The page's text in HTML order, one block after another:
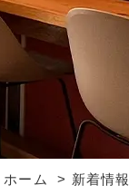
ホーム 新着情報